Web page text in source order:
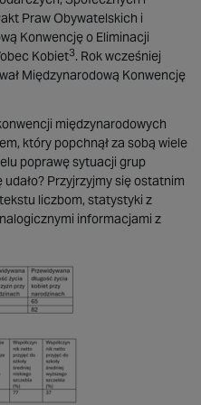
Praw Obywatelskich i
Konwencję o Eliminacji
Kobiet3. Rok wcześniej
Międzynarodową Konwencję
międzynarodowych
który popchnął za sobą wiele
poprawę sytuacji grup
Przyjrzyjmy się ostatnim
liczbom, statystyki z
informacjami z